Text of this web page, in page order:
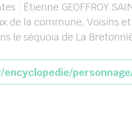
: Étienne GEOFFROY
de la commune, Voisins
le séquoia de La